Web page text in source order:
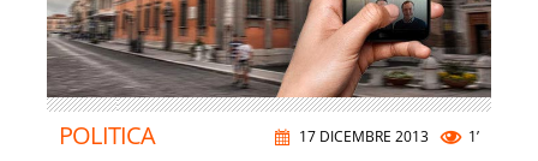
17 DICEMBRE 2013 1’
POLITICA